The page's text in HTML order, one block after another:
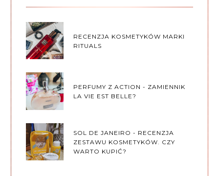
RECENZJA KOSMETYKÓW MARKI
RITUALS
PERFUMY Z ACTION - ZAMIENNIK
LA VIE EST BELLE?
SOL DE JANEIRO - RECENZJA
ZESTAWU KOSMETYKÓW. CZY
WARTO KUPIĆ?